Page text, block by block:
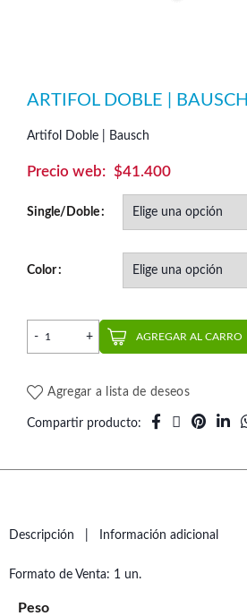
ARTIFOL DOBLE | BAUSCH
Artifol Doble | Bausch
$41.400
Single/Doble
Color
Artifol Doble | Bausch cantidad
AGREGAR AL CARRO
Agregar a lista de deseos
Compartir producto
Descripción Información adicional
Formato de Venta: 1 un.
Peso